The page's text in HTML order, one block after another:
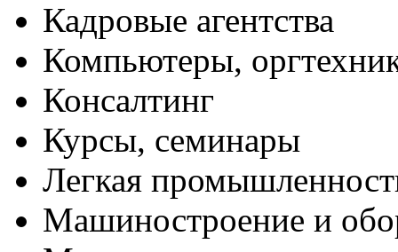
Кадровые агентства
Компьютеры,
Консалтинг
Курсы, семинары
Легкая
Машиностроение и